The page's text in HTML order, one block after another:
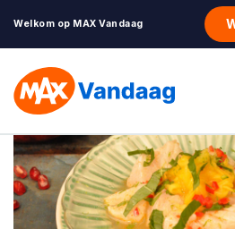
Welkom op MAX Vandaag